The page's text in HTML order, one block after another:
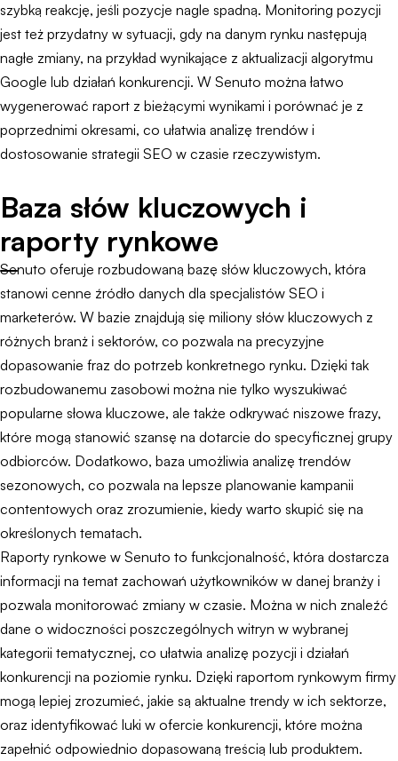
szybką reakcję, jeśli pozycje nagle spadną. Monitoring pozycji
jest też przydatny w sytuacji, gdy na danym rynku następują
nagłe zmiany, na przykład wynikające z aktualizacji algorytmu
Google lub działań konkurencji. W Senuto można łatwo
wygenerować raport z bieżącymi wynikami i porównać je z
poprzednimi okresami, co ułatwia analizę trendów i
dostosowanie strategii SEO w czasie rzeczywistym.
Baza słów kluczowych i
raporty rynkowe
Senuto oferuje rozbudowaną bazę słów kluczowych, która
stanowi cenne źródło danych dla specjalistów SEO i
marketerów. W bazie znajdują się miliony słów kluczowych z
różnych branż i sektorów, co pozwala na precyzyjne
dopasowanie fraz do potrzeb konkretnego rynku. Dzięki tak
rozbudowanemu zasobowi można nie tylko wyszukiwać
popularne słowa kluczowe, ale także odkrywać niszowe frazy,
które mogą stanowić szansę na dotarcie do specyficznej grupy
odbiorców. Dodatkowo, baza umożliwia analizę trendów
sezonowych, co pozwala na lepsze planowanie kampanii
contentowych oraz zrozumienie, kiedy warto skupić się na
określonych tematach.
Raporty rynkowe w Senuto to funkcjonalność, która dostarcza
informacji na temat zachowań użytkowników w danej branży i
pozwala monitorować zmiany w czasie. Można w nich znaleźć
dane o widoczności poszczególnych witryn w wybranej
kategorii tematycznej, co ułatwia analizę pozycji i działań
konkurencji na poziomie rynku. Dzięki raportom rynkowym firmy
mogą lepiej zrozumieć, jakie są aktualne trendy w ich sektorze,
oraz identyfikować luki w ofercie konkurencji, które można
zapełnić odpowiednio dopasowaną treścią lub produktem.